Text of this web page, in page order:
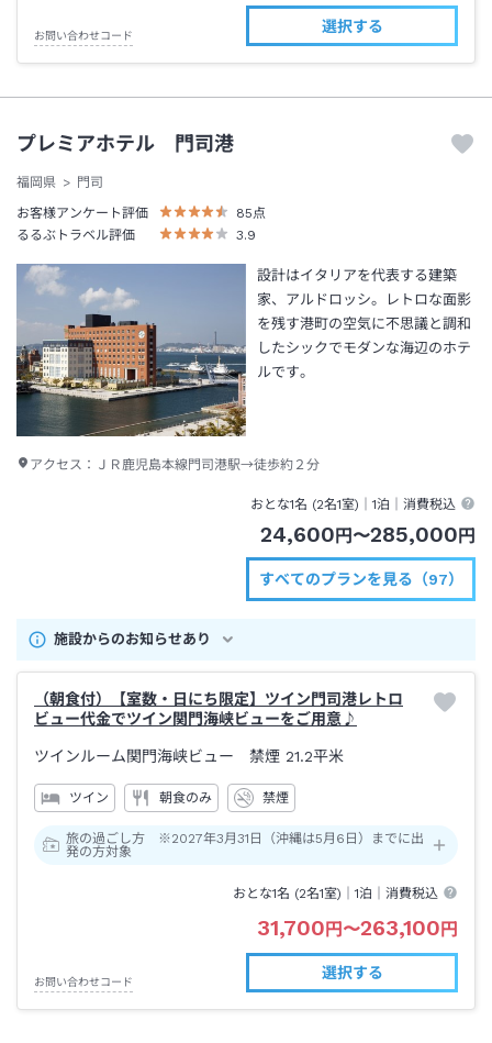
お問い合わせコード
選択する
プレミアホテル 門司港
福岡県
門司
お客様アンケート評価
85点
るるぶトラベル評価
3.9
設計はイタリアを代表する建築
家、アルドロッシ。レトロな面影
を残す港町の空気に不思議と調和
したシックでモダンな海辺のホテ
ルです。
アクセス： ＪＲ鹿児島本線門司港駅→徒歩約２分
おとな1名 (2名1室)｜1泊 ｜消費税込
24,600円〜285,000円
すべてのプランを見る（97）
施設からのお知らせあり
（朝食付）【室数・日にち限定】ツイン門司港レトロ
ビュー代金でツイン関門海峡ビューをご用意♪
ツインルーム関門海峡ビュー 禁煙 21.2平米
ツイン 朝食のみ 禁煙
旅の過ごし方 ※2027年3月31日（沖縄は5月6日）までに出
発の方対象
おとな1名 (2名1室)｜1泊 ｜消費税込
31,700円〜263,100円
お問い合わせコード
選択する